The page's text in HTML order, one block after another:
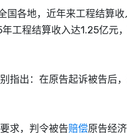
各地，近年来工程结算
工程结算收入达1.25亿元
出：在原告起诉被告后，
求，判令被告赔偿原告经